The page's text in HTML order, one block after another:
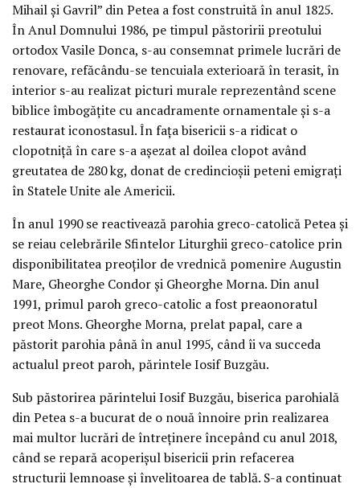
Mihail și Gavril” din Petea a fost construită în anul 1825.
În Anul Domnului 1986, pe timpul păstoririi preotului
ortodox Vasile Donca, s-au consemnat primele lucrări de
renovare, refăcându-se tencuiala exterioară în terasit, în
interior s-au realizat picturi murale reprezentând scene
biblice îmbogățite cu ancadramente ornamentale și s-a
restaurat iconostasul. În fața bisericii s-a ridicat o
clopotniță în care s-a așezat al doilea clopot având
greutatea de 280 kg, donat de credincioșii peteni emigrați
în Statele Unite ale Americii.
În anul 1990 se reactivează parohia greco-catolică Petea și
se reiau celebrările Sfintelor Liturghii greco-catolice prin
disponibilitatea preoților de vrednică pomenire Augustin
Mare, Gheorghe Condor și Gheorghe Morna. Din anul
1991, primul paroh greco-catolic a fost preaonoratul
preot Mons. Gheorghe Morna, prelat papal, care a
păstorit parohia până în anul 1995, când îi va succeda
actualul preot paroh, părintele Iosif Buzgău.
Sub păstorirea părintelui Iosif Buzgău, biserica parohială
din Petea s-a bucurat de o nouă înnoire prin realizarea
mai multor lucrări de întreținere începând cu anul 2018,
când se repară acoperișul bisericii prin refacerea
structurii lemnoase și învelitoarea de tablă. S-a continuat